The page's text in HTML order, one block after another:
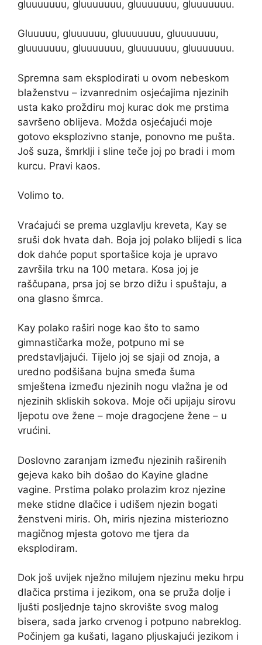
gluuuuuuu, gluuuuuuu, gluuuuuuu, gluuuuuuu.
Gluuuuu, gluuuuuu, gluuuuuuu, gluuuuuuu,
gluuuuuuu, gluuuuuuu, gluuuuuuu, gluuuuuuu.
Spremna sam eksplodirati u ovom nebeskom
blaženstvu – izvanrednim osjećajima njezinih
usta kako proždiru moj kurac dok me prstima
savršeno oblijeva. Možda osjećajući moje
gotovo eksplozivno stanje, ponovno me pušta.
Još suza, šmrklji i sline teče joj po bradi i mom
kurcu. Pravi kaos.
Volimo to.
Vraćajući se prema uzglavlju kreveta, Kay se
sruši dok hvata dah. Boja joj polako blijedi s lica
dok dahće poput sportašice koja je upravo
završila trku na 100 metara. Kosa joj je
raščupana, prsa joj se brzo dižu i spuštaju, a
ona glasno šmrca.
Kay polako raširi noge kao što to samo
gimnastičarka može, potpuno mi se
predstavljajući. Tijelo joj se sjaji od znoja, a
uredno podšišana bujna smeđa šuma
smještena između njezinih nogu vlažna je od
njezinih skliskih sokova. Moje oči upijaju sirovu
ljepotu ove žene – moje dragocjene žene – u
vrućini.
Doslovno zaranjam između njezinih raširenih
gejeva kako bih došao do Kayine gladne
vagine. Prstima polako prolazim kroz njezine
meke stidne dlačice i udišem njezin bogati
ženstveni miris. Oh, miris njezina misteriozno
magičnog mjesta gotovo me tjera da
eksplodiram.
Dok još uvijek nježno milujem njezinu meku hrpu
dlačica prstima i jezikom, ona se pruža dolje i
ljušti posljednje tajno skrovište svog malog
bisera, sada jarko crvenog i potpuno nabreklog.
Počinjem ga kušati, lagano pljuskajući jezikom i